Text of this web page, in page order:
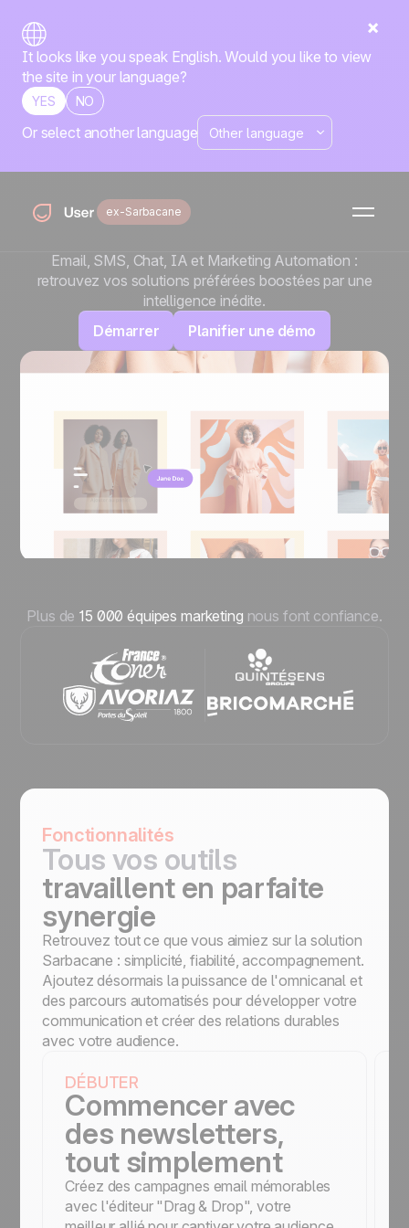
It looks like you speak English. Would you like to view
the site in your language?
YES NO
Or select another language
ex-Sarbacane
Sarbacane devient
Positive User
Avec Positive User, changez de dimension tout en
Email, SMS, Chat, IA et Marketing Automation :
retrouvez vos solutions préférées boostées par une
intelligence inédite.
Démarrer
Planifier une démo
Plus de 15 000 équipes marketing nous font confiance.
Fonctionnalités
Tous vos outils
travaillent en parfaite
synergie
Retrouvez tout ce que vous aimiez sur la solution
Sarbacane : simplicité, fiabilité, accompagnement.
Ajoutez désormais la puissance de l'omnicanal et
des parcours automatisés pour développer votre
communication et créer des relations durables
avec votre audience.
DÉBUTER
Commencer avec
des newsletters,
tout simplement
Créez des campagnes email mémorables
avec l'éditeur "Drag & Drop", votre